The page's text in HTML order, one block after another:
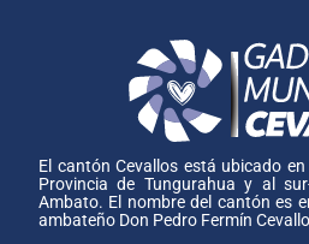
El cantón Cevallos está ubicado
Provincia de Tungurahua y al
Ambato. El nombre del cantón es
ambateño Don Pedro Fermín